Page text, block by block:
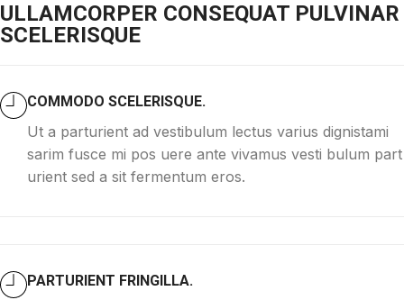
ULLAMCORPER CONSEQUAT PULVINAR
SCELERISQUE
COMMODO SCELERISQUE.
Ut a parturient ad vestibulum lectus varius dignistami
sarim fusce mi pos uere ante vivamus vesti bulum part
urient sed a sit fermentum eros.
PARTURIENT FRINGILLA.